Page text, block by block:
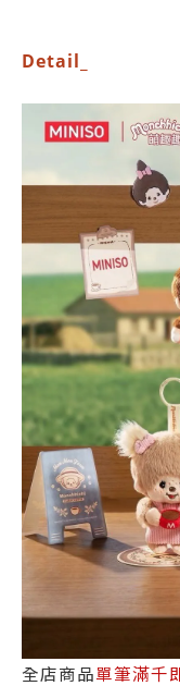
Detail_
全店商品單筆滿千